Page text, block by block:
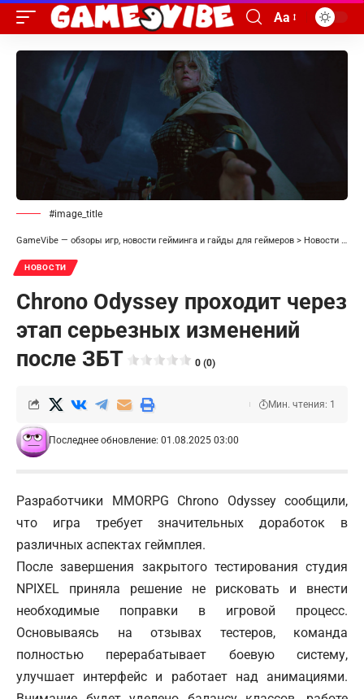
Aa
#image_title
GameVibe — обзоры игр, новости гейминга и гайды для геймеров > Новости
НОВОСТИ
Chrono Odyssey проходит через
этап серьезных изменений
после ЗБТ
0 (0)
Последнее обновление: 01.08.2025 03:00
Мин. чтения: 1
Разработчики MMORPG Chrono Odyssey сообщили,
что игра требует значительных доработок в
различных аспектах геймплея.
После завершения закрытого тестирования студия
NPIXEL приняла решение не рисковать и внести
необходимые поправки в игровой процесс.
Основываясь на отзывах тестеров, команда
полностью перерабатывает боевую систему,
улучшает интерфейс и работает над анимациями.